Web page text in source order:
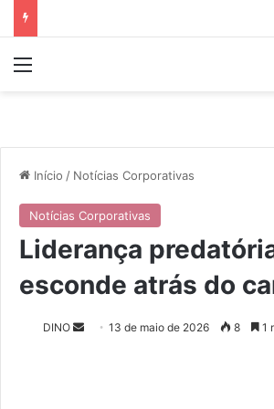
Início / Notícias Corporativas
Notícias Corporativas
Liderança
esconde atrás do
DINO 13 de maio de 2026 8 1